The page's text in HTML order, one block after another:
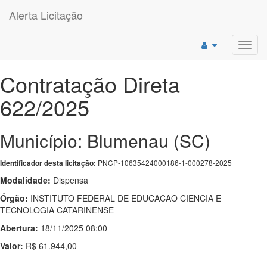
Alerta Licitação
Contratação Direta
622/2025
Município: Blumenau (SC)
Identificador desta licitação: PNCP-10635424000186-1-000278-2025
Modalidade: Dispensa
Órgão: INSTITUTO FEDERAL DE EDUCACAO CIENCIA E
TECNOLOGIA CATARINENSE
Abertura: 18/11/2025 08:00
Valor: R$ 61.944,00